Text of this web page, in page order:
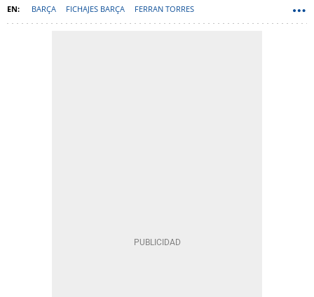
BARÇA FICHAJES BARÇA FERRAN TORRES